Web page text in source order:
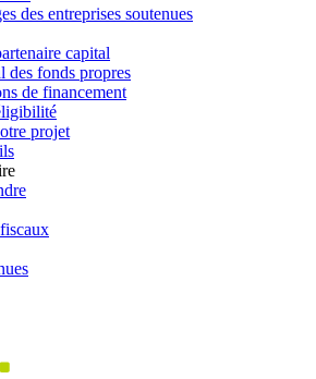
des entreprises soutenues
capital
des fonds propres
de financement
projet